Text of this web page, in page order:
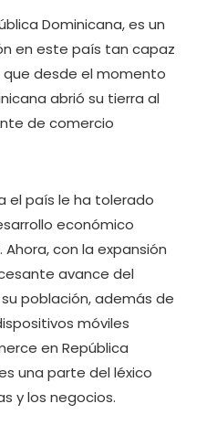
Dominicana, es un
en este país tan capaz
que desde el momento
abrió su tierra al
de comercio
el país le ha tolerado
económico
con la expansión
avance del
población, además de
móviles
en República
una parte del léxico
y los negocios.